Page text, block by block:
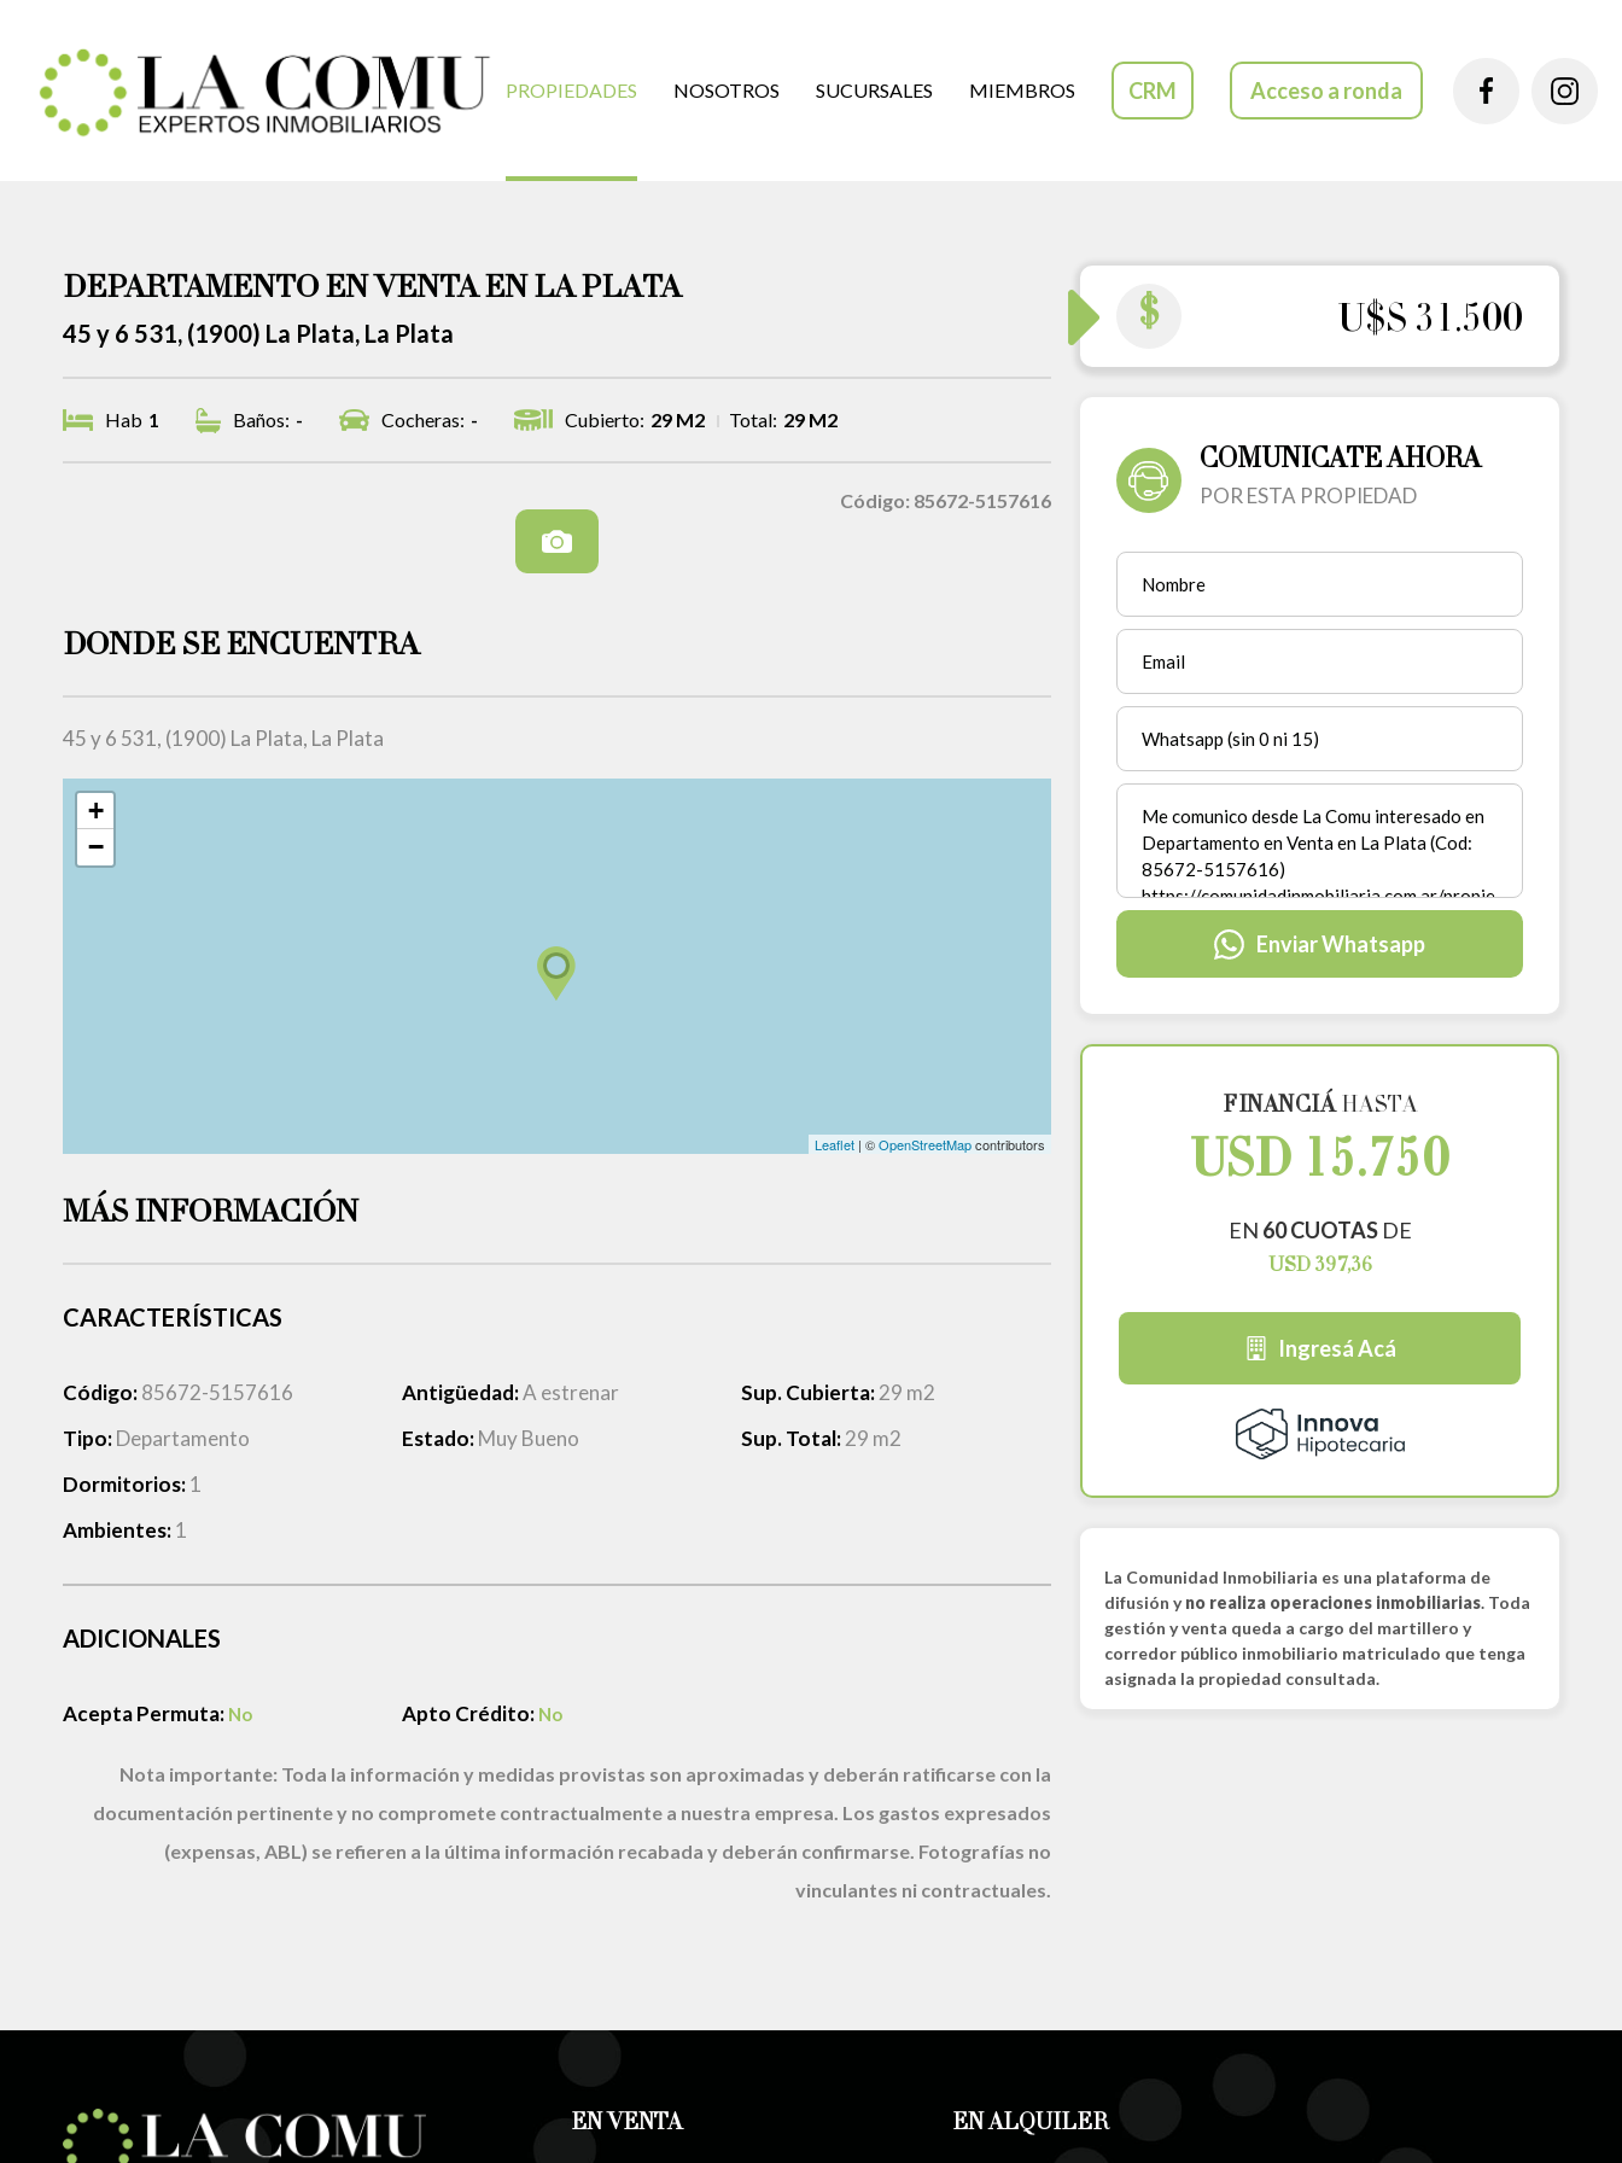
PROPIEDADES NOSOTROS SUCURSALES MIEMBROS CRM Acceso a ronda
DEPARTAMENTO EN VENTA EN LA PLATA
45 y 6 531, (1900) La Plata, La Plata
Hab 1 Baños: - Cocheras: - Cubierto: 29 M2 Total: 29 M2
Código: 85672-5157616
DONDE SE ENCUENTRA
45 y 6 531, (1900) La Plata, La Plata
+
−
Leaflet| ©OpenStreetMapcontributors
MÁS INFORMACIÓN
CARACTERÍSTICAS
Código:85672-5157616
Tipo:Departamento
Dormitorios:1
Ambientes:1
Antigüedad:A estrenar
Estado:Muy Bueno
Sup. Cubierta:29 m2
Sup. Total:29 m2
ADICIONALES
Acepta Permuta: No Apto Crédito: No
Nota importante: Toda la información y medidas provistas son aproximadas y deberán ratificarse con la
documentación pertinente y no compromete contractualmente a nuestra empresa. Los gastos expresados
(expensas, ABL) se refieren a la última información recabada y deberán confirmarse. Fotografías no
vinculantes ni contractuales.
$ U$S 31.500
COMUNICATE AHORA
POR ESTA PROPIEDAD
Enviar Whatsapp
FINANCIÁHASTA
USD 15.750
EN 60 CUOTASDE
USD 397,36
Ingresá Acá
La Comunidad Inmobiliaria es una plataforma de
difusión yno realiza operaciones inmobiliarias. Toda
gestión y venta queda a cargo del martillero y
corredor público inmobiliario matriculado que tenga
asignada la propiedad consultada.
EN VENTA EN ALQUILER